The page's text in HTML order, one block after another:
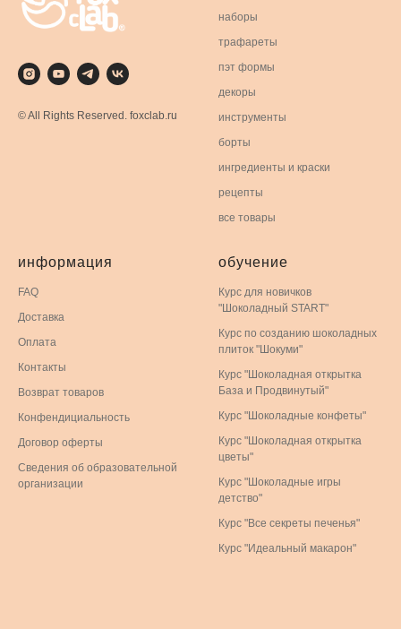
© All Rights Reserved. foxclab.ru
наборы
трафареты
пэт формы
декоры
инструменты
борты
ингредиенты и краски
рецепты
все товары
информация
FAQ
Доставка
Оплата
Контакты
Возврат товаров
Конфендициальность
Договор оферты
Сведения об образовательной
организации
обучение
Курс для новичков
"Шоколадный START"
Курс по созданию шоколадных
плиток "Шокуми"
Курс "Шоколадная открытка
База и Продвинутый"
Курс "Шоколадные конфеты"
Курс "Шоколадная открытка
цветы"
Курс "Шоколадные игры
детство"
Курс "Все секреты печенья"
Курс "Идеальный макарон"